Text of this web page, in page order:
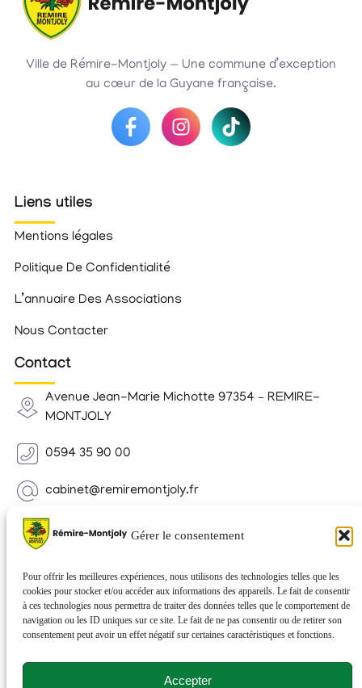
Gérer le consentement
Pour offrir les meilleures expériences, nous utilisons des technologies telles que les
cookies pour stocker et/ou accéder aux informations des appareils. Le fait de consentir
à ces technologies nous permettra de traiter des données telles que le comportement de
navigation ou les ID uniques sur ce site. Le fait de ne pas consentir ou de retirer son
consentement peut avoir un effet négatif sur certaines caractéristiques et fonctions.
Accepter
Ville de Rémire-Montjoly — Une commune d’exception
au cœur de la Guyane française.
Liens utiles
Mentions légales
Politique De Confidentialité
L’annuaire Des Associations
Nous Contacter
Contact
Avenue Jean-Marie Michotte 97354 – REMIRE-
MONTJOLY
0594 35 90 00
cabinet@remiremontjoly.fr
Newsletter
nouvelles de votre commune.